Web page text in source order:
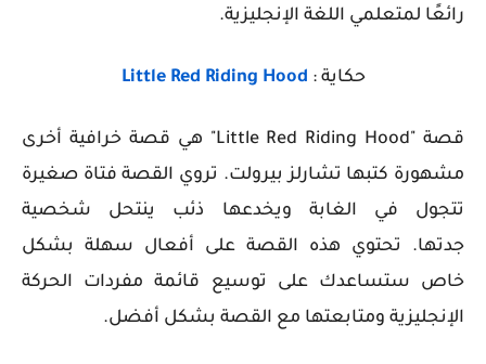
رائعًا لمتعلمي اللغة الإنجليزية.
حكاية : Little Red Riding Hood
قصة "Little Red Riding Hood" هي قصة خرافية أخرى
مشهورة كتبها تشارلز بيرولت. تروي القصة فتاة صغيرة
تتجول في الغابة ويخدعها ذئب ينتحل شخصية
جدتها.
تحتوي هذه القصة على أفعال سهلة بشكل
خاص ستساعدك على توسيع قائمة مفردات الحركة
الإنجليزية ومتابعتها مع القصة بشكل أفضل.